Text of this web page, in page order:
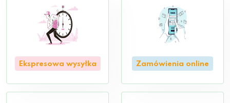
Ekspresowa wysyłka Zamówienia online